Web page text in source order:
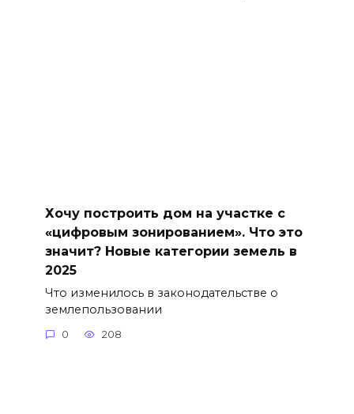
Хочу построить дом на участке с
«цифровым зонированием». Что это
значит? Новые категории земель в
2025
Что изменилось в законодательстве о
землепользовании
0 208